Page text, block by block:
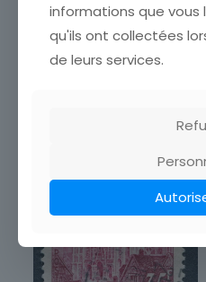
informations que vous
qu'ils ont collectées
de leurs services.